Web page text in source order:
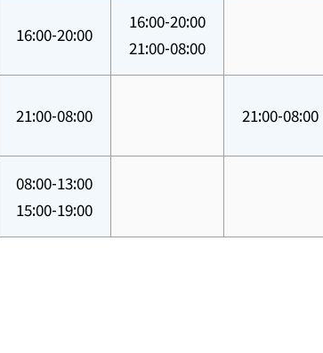
16:00-20:00
16:00-20:00
21:00-08:00
21:00-08:00 21:00-08:00
08:00-13:00
15:00-19:00